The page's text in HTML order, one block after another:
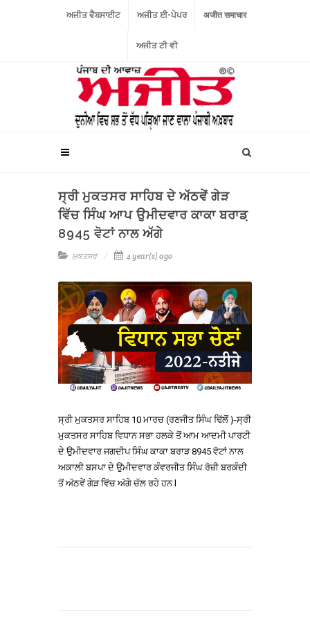
ਅਜੀਤ ਵੈਬਸਾਈਟ ਅਜੀਤ ਈ-ਪੇਪਰ अजीत समाचार
ਅਜੀਤ ਟੀ ਵੀ
ਸ੍ਰੀ ਮੁਕਤਸਰ ਸਾਹਿਬ ਦੇ ਅੱਠਵੇਂ ਗੇੜ
ਵਿੱਚ ਸਿੰਘ ਆਪ ਉਮੀਦਵਾਰ ਕਾਕਾ ਬਰਾਡ਼
8945 ਵੋਟਾਂ ਨਾਲ ਅੱਗੇ
ਮੁਕਤਸਰ 4 year(s) ago
ਸ੍ਰੀ ਮੁਕਤਸਰ ਸਾਹਿਬ 10 ਮਾਰਚ (ਰਣਜੀਤ ਸਿੰਘ ਢਿੱਲੋਂ }-ਸ੍ਰੀ
ਮੁਕਤਸਰ ਸਾਹਿਬ ਵਿਧਾਨ ਸਭਾ ਹਲਕੇ ਤੋਂ ਆਮ ਆਦਮੀ ਪਾਰਟੀ
ਦੇ ਉਮੀਦਵਾਰ ਜਗਦੀਪ ਸਿੰਘ ਕਾਕਾ ਬਰਾੜ 8945 ਵੋਟਾਂ ਨਾਲ
ਅਕਾਲੀ ਬਸਪਾ ਦੇ ਉਮੀਦਵਾਰ ਕੰਵਰਜੀਤ ਸਿੰਘ ਰੋਜ਼ੀ ਬਰਕੰਦੀ
ਤੋਂ ਅੱਠਵੇਂ ਗੇੜ ਵਿੱਚ ਅੱਗੇ ਚੱਲ ਰਹੇ ਹਨ l